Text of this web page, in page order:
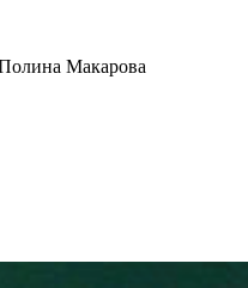
Макарова